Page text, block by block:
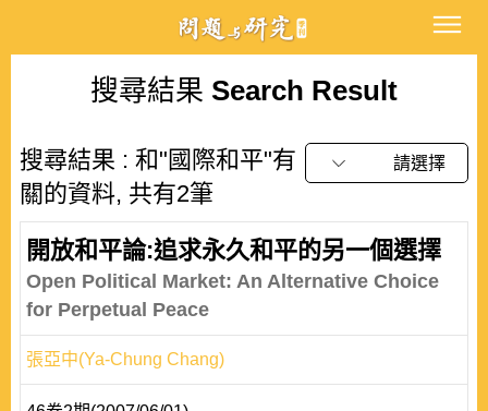
搜尋結果 Search Result
搜尋結果 : 和"國際和平"有
關的資料, 共有2筆
請選擇
開放和平論:追求永久和平的另一個選擇
Open Political Market: An Alternative Choice
for Perpetual Peace
張亞中(Ya-Chung Chang)